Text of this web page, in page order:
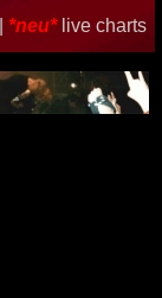
*neu* live charts